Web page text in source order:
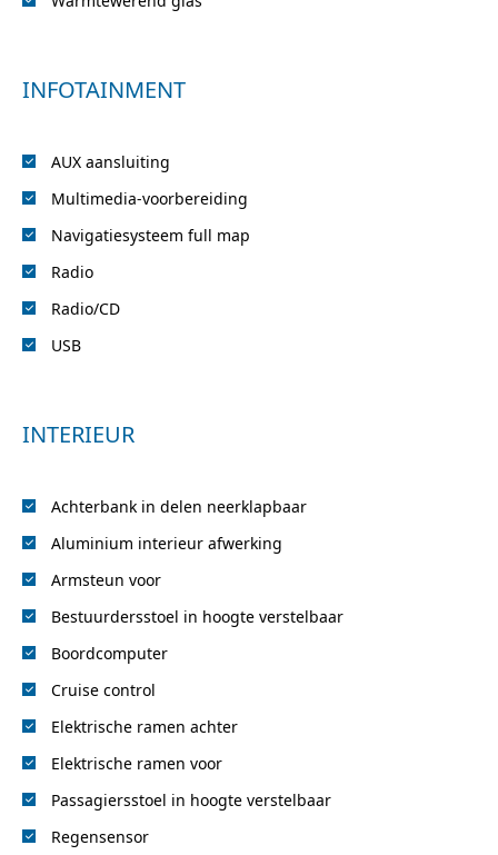
INFOTAINMENT
AUX aansluiting
Multimedia-voorbereiding
Navigatiesysteem full map
Radio
Radio/CD
USB
INTERIEUR
Achterbank in delen neerklapbaar
Aluminium interieur afwerking
Armsteun voor
Bestuurdersstoel in hoogte verstelbaar
Boordcomputer
Cruise control
Elektrische ramen achter
Elektrische ramen voor
Passagiersstoel in hoogte verstelbaar
Regensensor